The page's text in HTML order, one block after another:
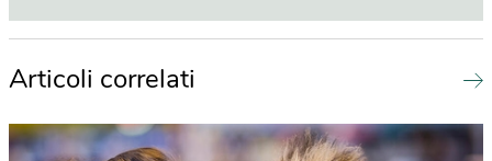
Articoli correlati